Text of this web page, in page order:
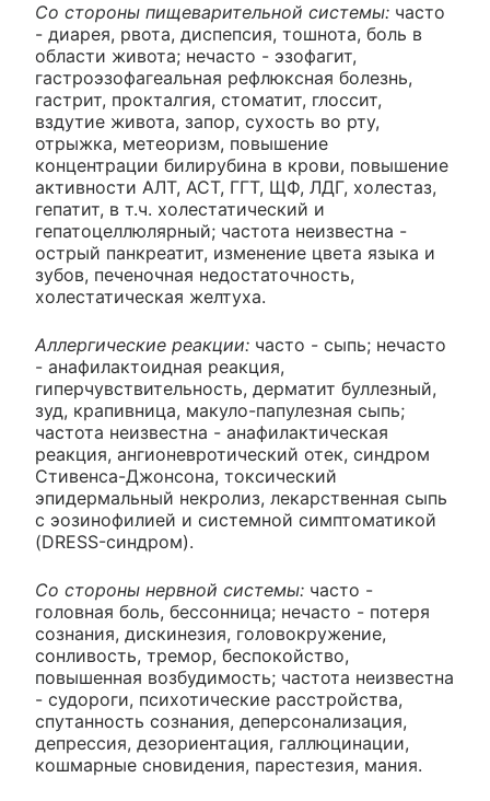
Со стороны пищеварительной системы: часто
- диарея, рвота, диспепсия, тошнота, боль в
области живота; нечасто - эзофагит,
гастроэзофагеальная рефлюксная болезнь,
гастрит, прокталгия, стоматит, глоссит,
вздутие живота, запор, сухость во рту,
отрыжка, метеоризм, повышение
концентрации билирубина в крови, повышение
активности АЛТ, ACT, ГГТ, ЩФ, ЛДГ, холестаз,
гепатит, в т.ч. холестатический и
гепатоцеллюлярный; частота неизвестна -
острый панкреатит, изменение цвета языка и
зубов, печеночная недостаточность,
холестатическая желтуха.
Аллергические реакции: часто - сыпь; нечасто
- анафилактоидная реакция,
гиперчувствительность, дерматит буллезный,
зуд, крапивница, макуло-папулезная сыпь;
частота неизвестна - анафилактическая
реакция, ангионевротический отек, синдром
Стивенса-Джонсона, токсический
эпидермальный некролиз, лекарственная сыпь
с эозинофилией и системной симптоматикой
(DRESS-синдром).
Со стороны нервной системы: часто -
головная боль, бессонница; нечасто - потеря
сознания, дискинезия, головокружение,
сонливость, тремор, беспокойство,
повышенная возбудимость; частота неизвестна
- судороги, психотические расстройства,
спутанность сознания, деперсонализация,
депрессия, дезориентация, галлюцинации,
кошмарные сновидения, парестезия, мания.